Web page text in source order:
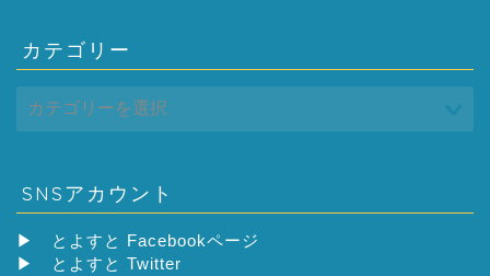
カテゴリー
SNSアカウント
▶
とよすと Facebookページ
▶
とよすと Twitter